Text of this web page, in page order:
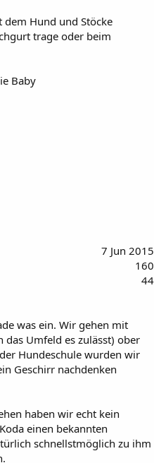
Hund und Stöcke
trage oder beim
Baby
7 Jun 2015
160
44
was ein. Wir gehen mit
das Umfeld es zulässt) ober
Hundeschule wurden wir
Geschirr nachdenken
haben wir echt kein
einen bekannten
schnellstmöglich zu ihm